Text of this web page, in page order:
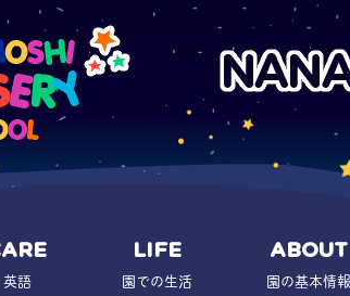
語
LIFE
園での生活
ABOUT
園の基本情報